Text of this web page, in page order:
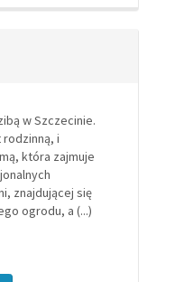
w Szczecinie.
i
która zajmuje
znajdującej się
ogrodu, a (...)